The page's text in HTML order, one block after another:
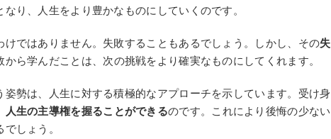
り、人生をより豊かなものにしていくのです。
けではありません。失敗することもあるでしょう。しかし、その失
から学んだことは、次の挑戦をより確実なものにしてくれます。
姿勢は、人生に対する積極的なアプローチを示しています。受け身
人生の主導権を握ることができるのです。これにより後悔の少ない
しょう。